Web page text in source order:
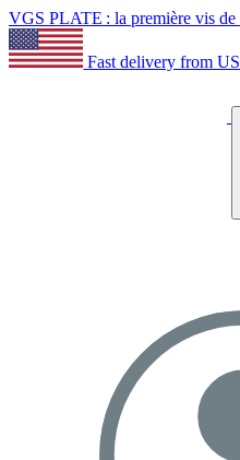
VGS PLATE : la première vis de
Fast delivery from